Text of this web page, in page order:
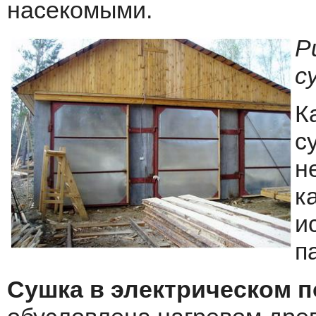
насекомыми.
Сушка в электрическом